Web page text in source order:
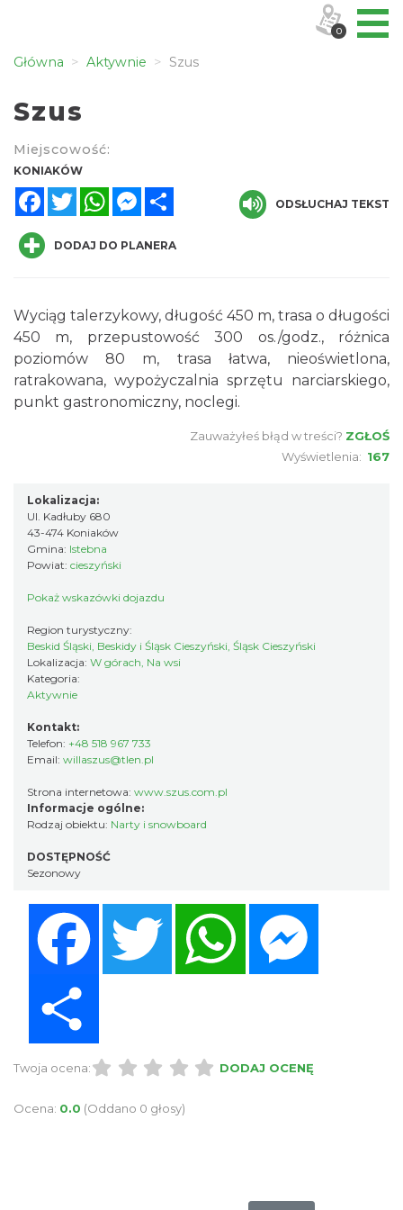
Główna Aktywnie Szus
Szus
Miejscowość:
KONIAKÓW
FacebookTwitterWhatsAppMessenger
ODSŁUCHAJ TEKST
DODAJ DO PLANERA
Wyciąg talerzykowy, długość 450 m, trasa o długości
450 m, przepustowość 300 os./godz., różnica
poziomów 80 m, trasa łatwa, nieoświetlona,
ratrakowana, wypożyczalnia sprzętu narciarskiego,
punkt gastronomiczny, noclegi.
Zauważyłeś błąd w treści? ZGŁOŚ
Wyświetlenia: 167
Lokalizacja:
Ul. Kadłuby 680
43-474 Koniaków
Gmina: Istebna
Powiat: cieszyński
Pokaż wskazówki dojazdu
Region turystyczny:
Beskid Śląski, Beskidy i Śląsk Cieszyński, Śląsk Cieszyński
Lokalizacja: W górach, Na wsi
Kategoria:
Aktywnie
Kontakt:
Telefon: +48 518 967 733
Email: willaszus@tlen.pl
Strona internetowa: www.szus.com.pl
Informacje ogólne:
Rodzaj obiektu: Narty i snowboard
DOSTĘPNOŚĆ
Sezonowy
Twitter WhatsApp
Twoja ocena: DODAJ OCENĘ
Ocena: 0.0 (Oddano 0 głosy)
0